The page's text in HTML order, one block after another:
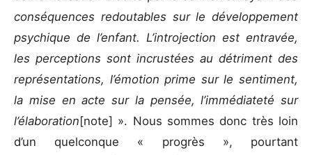
conséquences redoutables sur le développement
psychique de l’enfant. L’introjection est entravée,
les perceptions sont incrustées au détriment des
représentations, l’émotion prime sur le sentiment,
la mise en acte sur la pensée, l’immédiateté sur
l’élaboration[note] ». Nous sommes donc très loin
d’un quelconque « progrès », pourtant